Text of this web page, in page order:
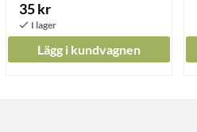
35 kr
Lägg i kundvagnen